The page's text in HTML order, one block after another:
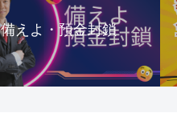
備えよ・預金封鎖